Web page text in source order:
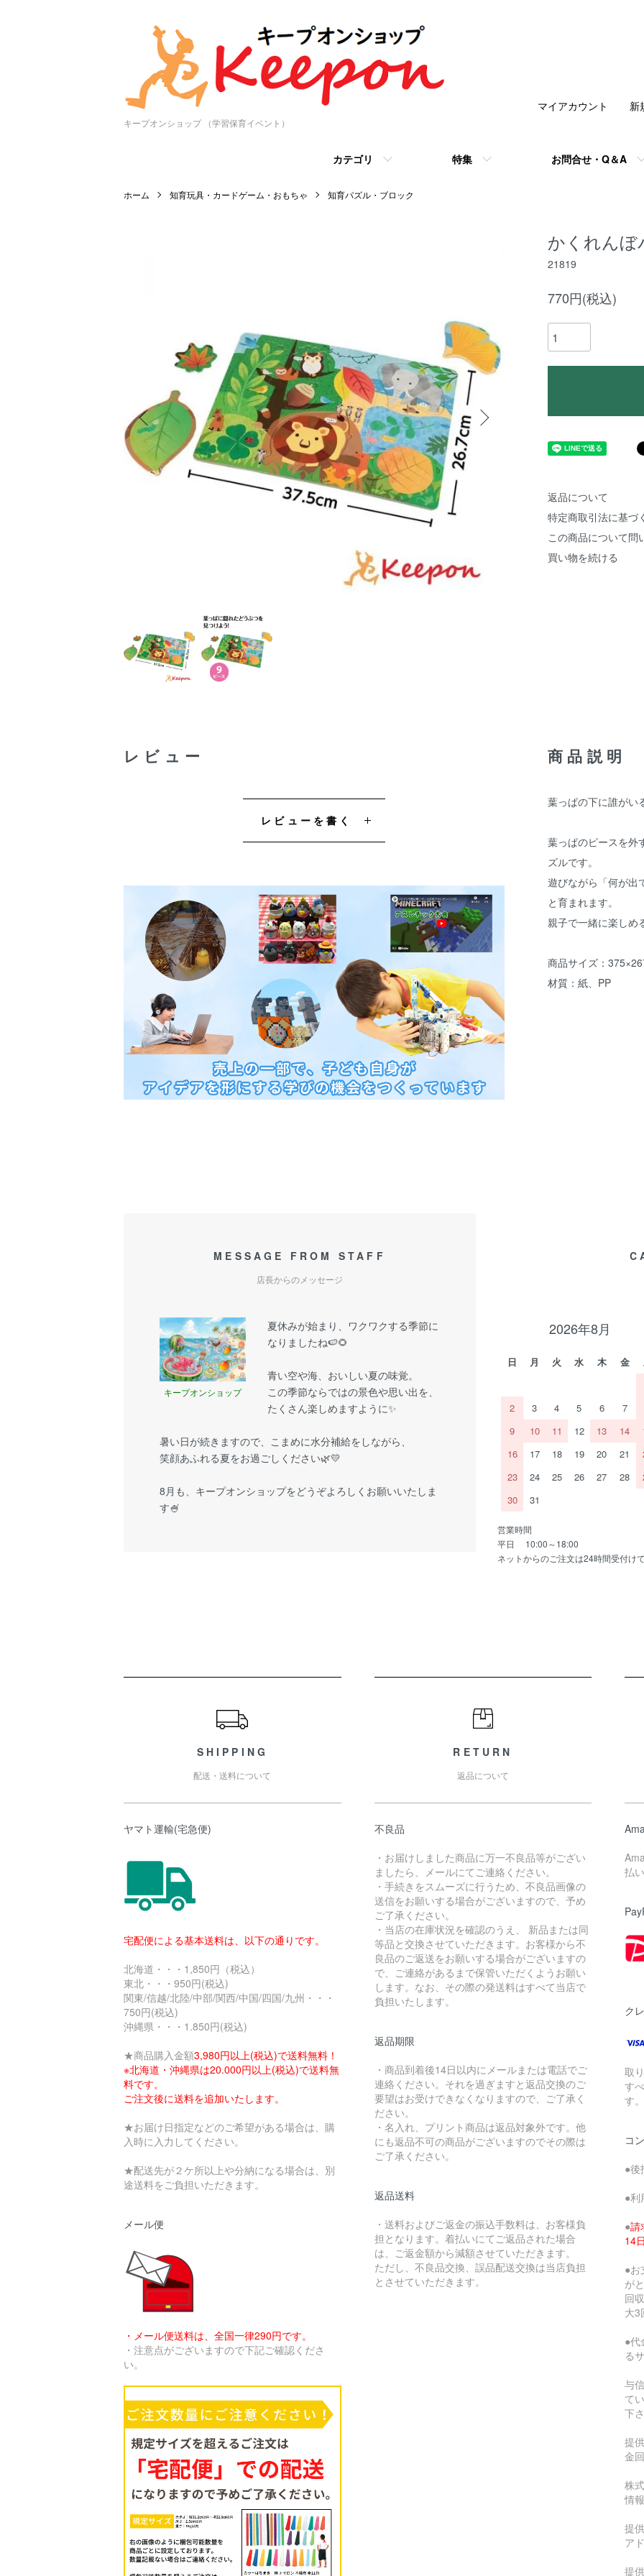
キープオンショップ （学習保育イベント）
カテゴリ 特集 お問合せ・Q＆A
マイアカウント 新
ホーム 知育玩具・カードゲーム・おもちゃ 知育パズル・ブロック
かくれんぼ
21819
770円(税込)
返品について
特定商取引法に基づ
この商品について問
買い物を続ける
商品説明
葉っぱの下に誰がい
葉っぱのピースを外
ズルです。
遊びながら「何が出
と育まれます。
親子で一緒に楽しめ
商品サイズ：
材質：紙、PP
レビュー
レビューを書く
MESSAGE FROM STAFF
店長からのメッセージ
キープオンショップ
夏休みが始まり、ワクワクする季節に
なりましたね🍉🌻
青い空や海、おいしい夏の味覚。
この季節ならではの景色や思い出を、
たくさん楽しめますように✨
暑い日が続きますので、こまめに水分補給をしながら、
笑顔あふれる夏をお過ごしください🌿💛
8月も、キープオンショップをどうぞよろしくお願いいたしま
す🍧
2026年8月
日 月 火 水 木 金
2
3 4 5 6 7
9
10 11 12 13 14
16
17 18 19 20 21
23
24 25 26 27 28
30
31
営業時間
平日 10:00～18:00
ネットからのご注文は24時間受付け
SHIPPING
配送・送料について
ヤマト運輸(宅急便)
宅配便による基本送料は、以下の通りです。
北海道・・・1,850円（税込）
東北・・・950円(税込)
関東/信越/北陸/中部/関西/中国/四国/九州・・・
750円(税込)
沖縄県・・・1.850円(税込)
★商品購入金額3,980円以上(税込)で送料無料！
※北海道・沖縄県は20.000円以上(税込)で送料無
料です。
ご注文後に送料を追加いたします。
★お届け日指定などのご希望がある場合は、購
入時に入力してください。
★配送先が２ケ所以上や分納になる場合は、別
途送料をご負担いただきます。
メール便
・メール便送料は、全国一律290円です。
・注意点がございますので下記ご確認くださ
い。
RETURN
返品について
不良品
・お届けしました商品に万一不良品等がござい
ましたら、メールにてご連絡ください。
・手続きをスムーズに行うため、不良品画像の
送信をお願いする場合がございますので、予め
ご了承ください。
・当店の在庫状況を確認のうえ、 新品または同
等品と交換させていただきます。お客様から不
良品のご返送をお願いする場合がございますの
で、ご連絡があるまで保管いただくようお願い
します。なお、その際の発送料はすべて当店で
負担いたします。
返品期限
・商品到着後14日以内にメールまたは電話でご
連絡ください。それを過ぎますと返品交換のご
要望はお受けできなくなりますので、ご了承く
ださい。
・名入れ、プリント商品は返品対象外です。他
にも返品不可の商品がございますのでその際は
ご了承ください。
返品送料
・送料およびご返金の振込手数料は、お客様負
担となります。着払いにてご返品された場合
は、ご返金額から減額させていただきます。
ただし、不良品交換、誤品配送交換は当店負担
とさせていただきます。
払
ク
取
す
す。
コ
●後
●利
●請
14
●お
が
回
大3
●代
る
与
て
下
提
金
株
情
提
ア
提